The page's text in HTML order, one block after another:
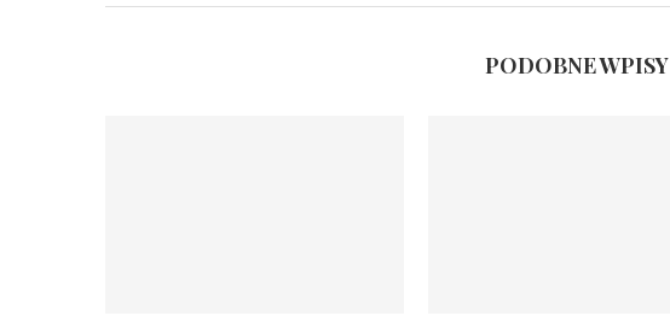
PODOBNE WPISY